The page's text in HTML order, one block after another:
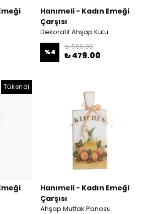
Hanımeli - Kadın Emeği
Çarşısı
Dekoratif Ahşap Kutu
%4
₺ 500.00
₺ 479.00
Tükendi
Hanımeli - Kadın Emeği
Çarşısı
Ahşap Mutfak Panosu